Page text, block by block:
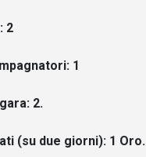
2
1
2.
(su due giorni): 1 Oro.